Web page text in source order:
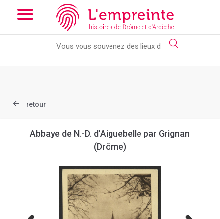
Array ( [slug] => document [ref] => B263626101_CP2079 )
Add the new slick-theme.css if you want the default styling
retour
Abbaye de N.-D. d'Aiguebelle par Grignan
(Drôme)